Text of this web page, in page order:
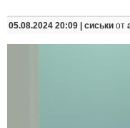
05.08.2024 20:09 | сиськи от